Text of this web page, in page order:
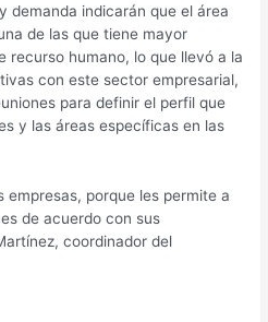
demanda indicarán que el área
de las que tiene mayor
recurso humano, lo que llevó a la
con este sector empresarial,
para definir el perfil que
y las áreas específicas en las
empresas, porque les permite a
de acuerdo con sus
coordinador del